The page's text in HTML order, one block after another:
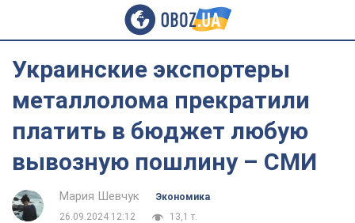
Украинские экспортеры
металлолома прекратили
платить в бюджет любую
вывозную пошлину – СМИ
Мария Шевчук
Экономика
26.09.2024 12:12
13,1 т.